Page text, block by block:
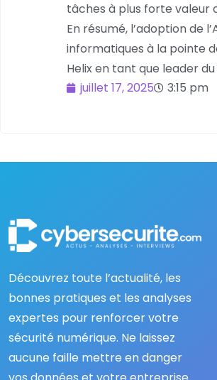
tâches à plus forte valeur
En résumé, l’adoption de
informatiques à la pointe
Helix en tant que leader
juillet 17, 2025
3:15 pm
Découvrez toute l’actualité, les
bonnes pratiques et les analyses
expertes pour renforcer votre
sécurité numérique. Ne laissez
aucune faille mettre en danger